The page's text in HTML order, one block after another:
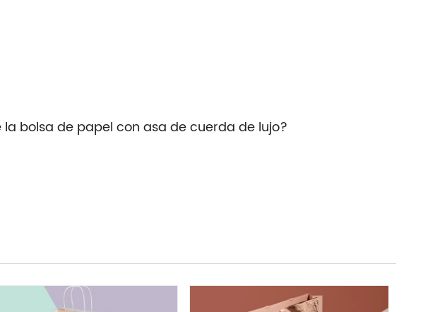
bolsa de papel con asa de cuerda de lujo?